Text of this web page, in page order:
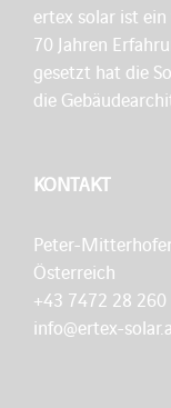
ertex solar ist
70 Jahren
gesetzt hat die
die
KONTAKT
Peter-
Österreich
+43 7472 28 260
info@ertex-